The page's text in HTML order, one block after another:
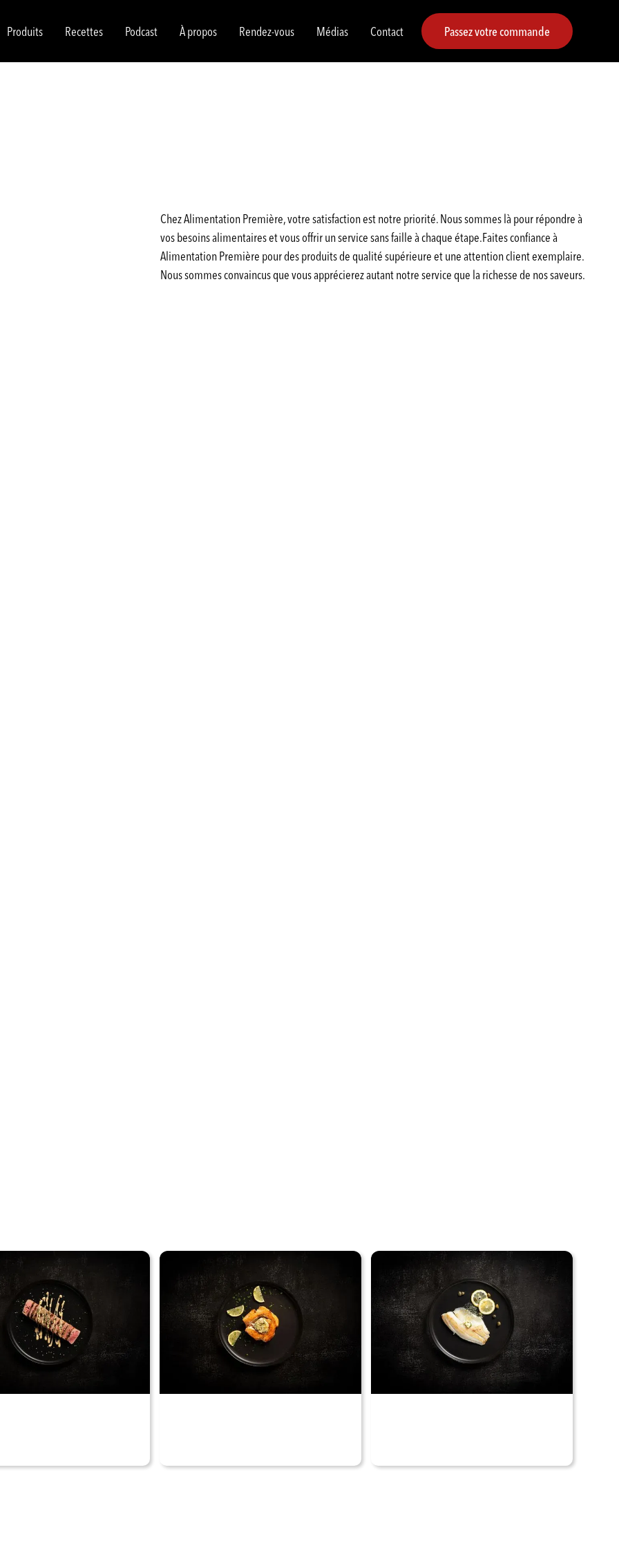
Produits Recettes Podcast À propos Rendez-vous Médias Contact Passez votre commande
Chez Alimentation Première, votre satisfaction est notre priorité. Nous sommes là pour répondre à
vos besoins alimentaires et vous offrir un service sans faille à chaque étape.Faites confiance à
Alimentation Première pour des produits de qualité supérieure et une attention client exemplaire.
Nous sommes convaincus que vous apprécierez autant notre service que la richesse de nos saveurs.